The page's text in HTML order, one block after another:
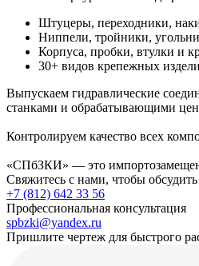
Штуцеры, переходники,
Ниппели, тройники,
Корпуса, пробки, втулки и
30+ видов крепежных
Выпускаем гидравлические
станками и обрабатывающими
Контролируем качество всех
«СПбЗКИ» — это
Свяжитесь с нами, чтобы
+7 (812) 642 33 56
Профессиональная консультация
spbzki@yandex.ru
Пришлите чертеж для быстрого